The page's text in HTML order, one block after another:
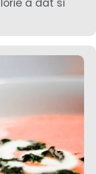
a dát si